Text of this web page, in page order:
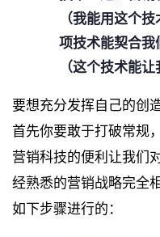
（我能用这个
项技术能契合
（这个技术能
要想充分发挥自己的创
首先你要敢于打破常规
营销科技的便利让我们
经熟悉的营销战略完全
如下步骤进行的：